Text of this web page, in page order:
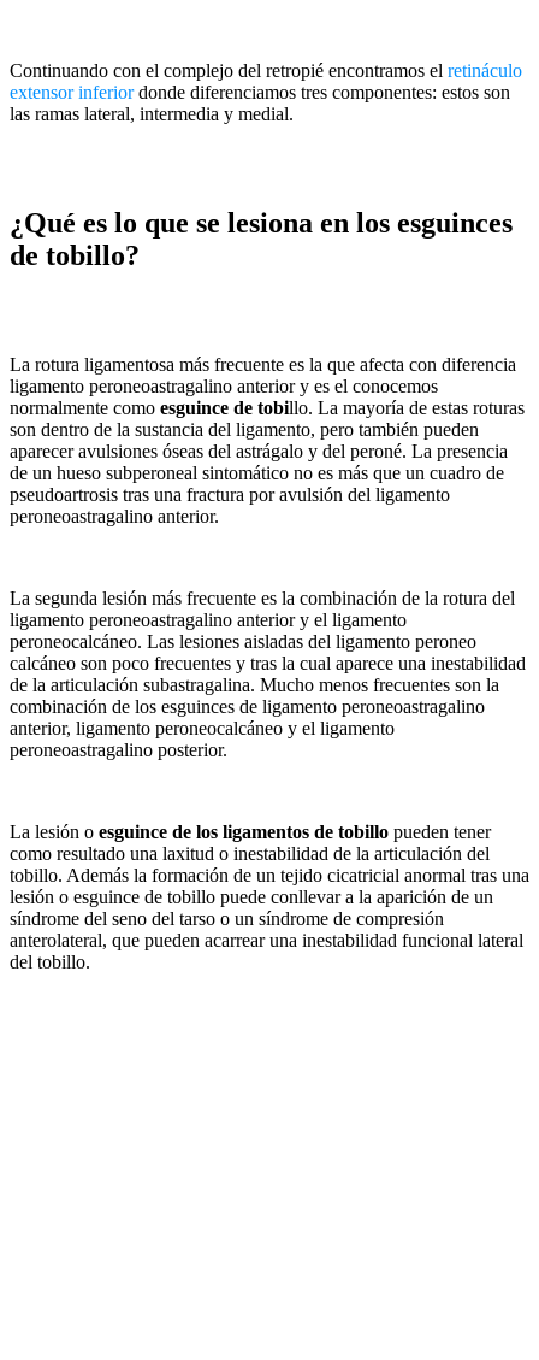
Continuando con el complejo del retropié encontramos el retináculo
extensor inferiordonde diferenciamos tres componentes: estos son
las ramas lateral, intermedia y medial.
¿Qué es lo que se lesiona en los esguinces
de tobillo?
La rotura ligamentosa más frecuente es la que afecta con diferencia
ligamento peroneoastragalino anterior y es el conocemos
normalmente como esguince de tobillo. La mayoría de estas roturas
son dentro de la sustancia del ligamento, pero también pueden
aparecer avulsiones óseas del astrágalo y del peroné. La presencia
de un hueso subperoneal sintomático no es más que un cuadro de
pseudoartrosis tras una fractura por avulsión del ligamento
peroneoastragalino anterior.
La segunda lesión más frecuente es la combinación de la rotura del
ligamento peroneoastragalino anterior y el ligamento
peroneocalcáneo. Las lesiones aisladas del ligamento peroneo
calcáneo son poco frecuentes y tras la cual aparece una inestabilidad
de la articulación subastragalina. Mucho menos frecuentes son la
combinación de los esguinces de ligamento peroneoastragalino
anterior, ligamento peroneocalcáneo y el ligamento
peroneoastragalino posterior.
La lesión o esguince de los ligamentos de tobillo pueden tener
como resultado una laxitud o inestabilidad de la articulación del
tobillo. Además la formación de un tejido cicatricial anormal tras una
lesión o esguince de tobillo puede conllevar a la aparición de un
síndrome del seno del tarso o un síndrome de compresión
anterolateral, que pueden acarrear una inestabilidad funcional lateral
del tobillo.